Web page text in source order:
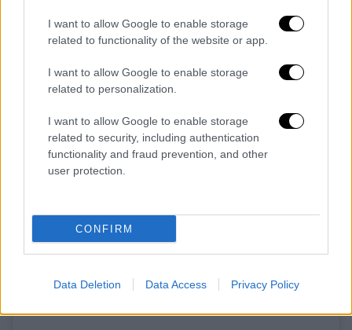
I want to allow Google to enable storage
related to functionality of the website or app.
I want to allow Google to enable storage
related to personalization.
I want to allow Google to enable storage
related to security, including authentication
functionality and fraud prevention, and other
user protection.
CONFIRM
Data Deletion Data Access Privacy Policy
3. 18 κράτη στην ΕΕ έχουν ορίσει επίσημο
φορέα καταγραφής γυναικοκτονιών.
View this post on Instagram